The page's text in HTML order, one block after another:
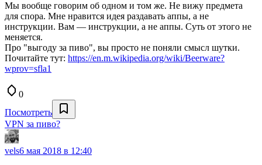
Мы вообще говорим об одном и том же. Не вижу предмета
для спора. Мне нравится идея раздавать аппы, а не
инструкции. Вам — инструкции, а не аппы. Суть от этого не
меняется.
Про "выгоду за пиво", вы просто не поняли смысл шутки.
Почитайте тут: https://en.m.wikipedia.org/wiki/Beerware?
wprov=sfla1
0
Посмотреть
VPN за пиво?
vels6 мая 2018 в 12:40